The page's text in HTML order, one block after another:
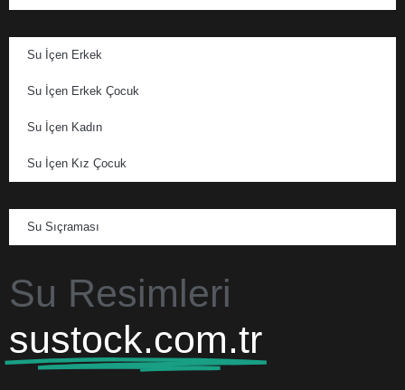
Su İçen Erkek
Su İçen Erkek Çocuk
Su İçen Kadın
Su İçen Kız Çocuk
Su Sıçraması
Su Resimleri
sustock.com.tr